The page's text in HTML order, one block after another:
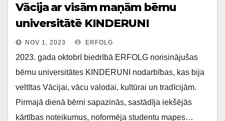
Vācija ar visām maņām bērnu
universitātē KINDERUNI
NOV 1, 2023 ERFOLG
2023. gada oktobrī biedrībā ERFOLG norisinājušas
bērnu universitātes KINDERUNI nodarbības, kas bija
veltītas Vācijai, vācu valodai, kultūrai un tradīcijām.
Pirmajā dienā bērni sapazinās, sastādīja iekšējās
kārtības noteikumus, noformēja studentu mapes…